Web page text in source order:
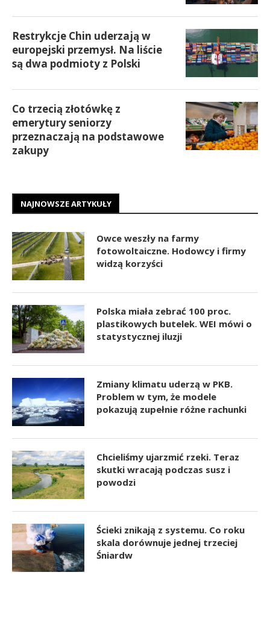
Restrykcje Chin uderzają w
europejski przemysł. Na liście
są dwa podmioty z Polski
Co trzecią złotówkę z
emerytury seniorzy
przeznaczają na podstawowe
zakupy
NAJNOWSZE ARTYKUŁY
Owce weszły na farmy
fotowoltaiczne. Hodowcy i firmy
widzą korzyści
Polska miała zebrać 100 proc.
plastikowych butelek. WEI mówi o
statystycznej iluzji
Zmiany klimatu uderzą w PKB.
Problem w tym, że modele
pokazują zupełnie różne rachunki
Chcieliśmy ujarzmić rzeki. Teraz
skutki wracają podczas susz i
powodzi
Ścieki znikają z systemu. Co roku
skala dorównuje jednej trzeciej
Śniardw